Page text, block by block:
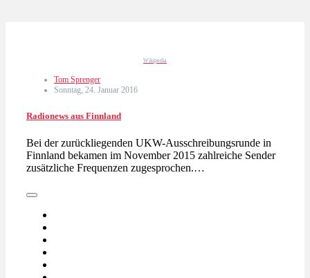
Wikipedia
Tom Sprenger
Sonntag, 24. Januar 2016
Radionews aus Finnland
Bei der zurückliegenden UKW-Ausschreibungsrunde in
Finnland bekamen im November 2015 zahlreiche Sender
zusätzliche Frequenzen zugesprochen.…